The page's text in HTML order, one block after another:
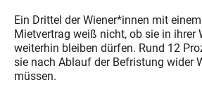
Ein Drittel der Wiener*innen mit
Mietvertrag weiß nicht, ob sie in ihrer
weiterhin bleiben dürfen. Rund 12
sie nach Ablauf der Befristung wider
müssen.